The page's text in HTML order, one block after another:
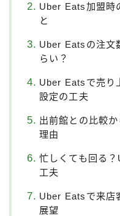
Uber Eats加盟時
と
Uber Eatsの注文
らい？
Uber Eatsで売り
設定の工夫
出前館との比較
理由
忙しくても回る
工夫
Uber Eatsで来店
展望